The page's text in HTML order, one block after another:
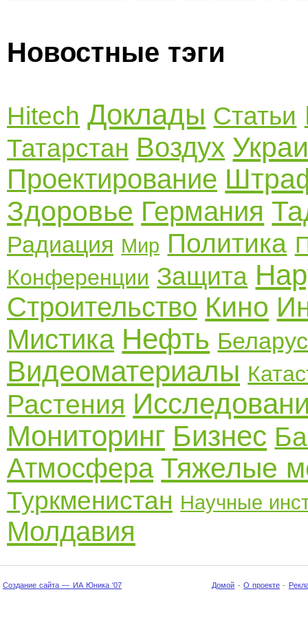
Новостные тэги
Hitech Доклады Статьи
Татарстан Воздух
Проектирование
Здоровье Германия
Радиация Мир Политика
Конференции Защита
Строительство Кино
Мистика Нефть
Видеоматериалы
Растения
Мониторинг Бизнес
Атмосфера Тяжелые
Туркменистан Научные
Молдавия
Создание сайта — ИА Юника '07 Домой · О проекте ·